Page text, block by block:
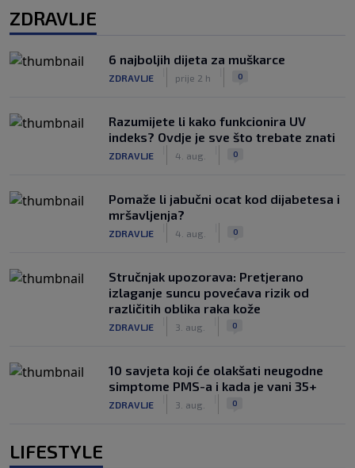
ZDRAVLJE
6 najboljih dijeta za muškarce
ZDRAVLJE prije 2 h 0
Razumijete li kako funkcionira UV
indeks? Ovdje je sve što trebate znati
ZDRAVLJE 4. aug. 0
Pomaže li jabučni ocat kod dijabetesa i
mršavljenja?
ZDRAVLJE 4. aug. 0
Stručnjak upozorava: Pretjerano
izlaganje suncu povećava rizik od
različitih oblika raka kože
ZDRAVLJE 3. aug. 0
10 savjeta koji će olakšati neugodne
simptome PMS-a i kada je vani 35+
ZDRAVLJE 3. aug. 0
LIFESTYLE